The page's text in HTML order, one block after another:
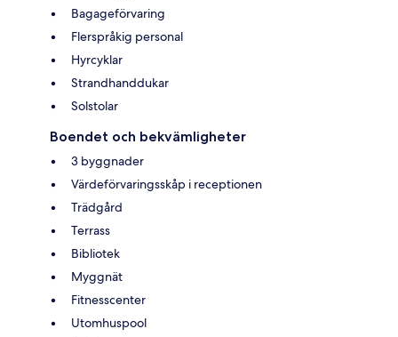
Bagageförvaring
Flerspråkig personal
Hyrcyklar
Strandhanddukar
Solstolar
Boendet och bekvämligheter
3 byggnader
Värdeförvaringsskåp i receptionen
Trädgård
Terrass
Bibliotek
Myggnät
Fitnesscenter
Utomhuspool